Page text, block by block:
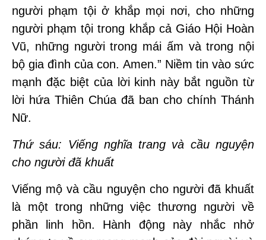
người phạm tội ở khắp mọi nơi, cho những
người phạm tội trong khắp cả Giáo Hội Hoàn
Vũ, những người trong mái ấm và trong nội
bộ gia đình của con. Amen.” Niềm tin vào sức
mạnh đặc biệt của lời kinh này bắt nguồn từ
lời hứa Thiên Chúa đã ban cho chính Thánh
Nữ.
Thứ sáu: Viếng nghĩa trang và cầu nguyện
cho người đã khuất
Viếng mộ và cầu nguyện cho người đã khuất
là một trong những việc thương người về
phần linh hồn. Hành động này nhắc nhở